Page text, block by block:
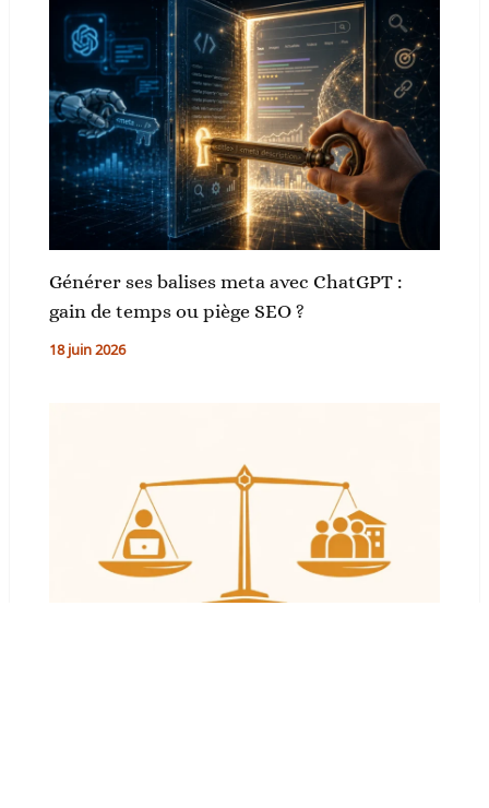
Générer ses balises meta avec ChatGPT :
gain de temps ou piège SEO ?
18 juin 2026